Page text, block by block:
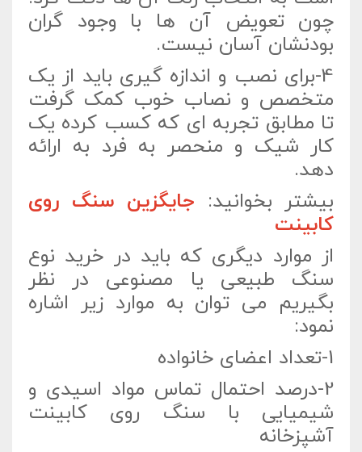
چون تعویض آن ها با وجود گران
بودنشان آسان نیست.
4-برای نصب و اندازه گیری باید از یک
متخصص و نصاب خوب کمک گرفت
تا مطابق تجربه ای که کسب کرده یک
کار شیک و منحصر به فرد به ارائه
دهد.
بیشتر بخوانید: جایگزین سنگ روی
کابینت
از موارد دیگری که باید در خرید نوع
سنگ طبیعی یا مصنوعی در نظر
بگیریم می توان به موارد زیر اشاره
نمود:
1-تعداد اعضای خانواده
2-درصد احتمال تماس مواد اسیدی و
شیمیایی با سنگ روی کابینت
آشپزخانه